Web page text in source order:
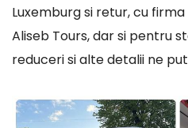
Luxemburg si retur, cu
Aliseb Tours, dar si pentru
reduceri si alte detalii ne